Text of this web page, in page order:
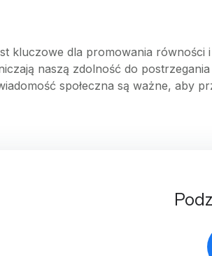
kluczowe dla promowania równości
naszą zdolność do
społeczna są ważne, aby